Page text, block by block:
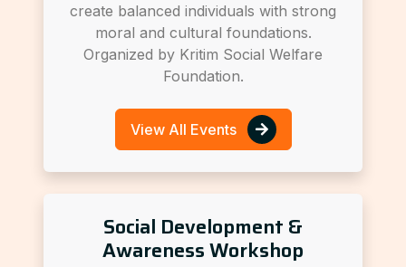
create balanced individuals with strong
moral and cultural foundations.
Organized by Kritim Social Welfare
Foundation.
View All Events
Social Development &
Awareness Workshop